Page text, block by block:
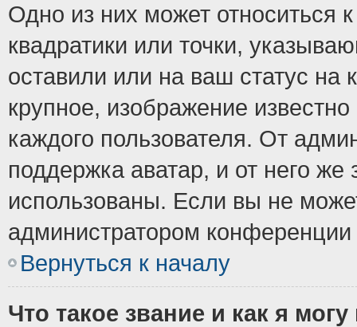
Одно из них может относиться
квадратики или точки,
оставили или на ваш статус
крупное, изображение
каждого пользователя. От
поддержка аватар, и от него же
использованы. Если вы не
администратором
Вернуться к началу
Что такое звание и как я